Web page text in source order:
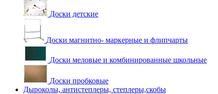
Доски детские
Доски магнитно- маркерные и флипчарты
Доски меловые и комбинированные школьные
Доски пробковые
Дыроколы, антистеплеры, степлеры,скобы